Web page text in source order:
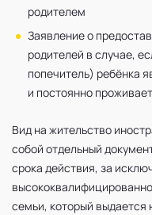
родителем
Заявление о
родителей в случае,
попечитель) ребёнка
и постоянно
Вид на жительство
собой отдельный
срока действия, за
семьи, который выдается